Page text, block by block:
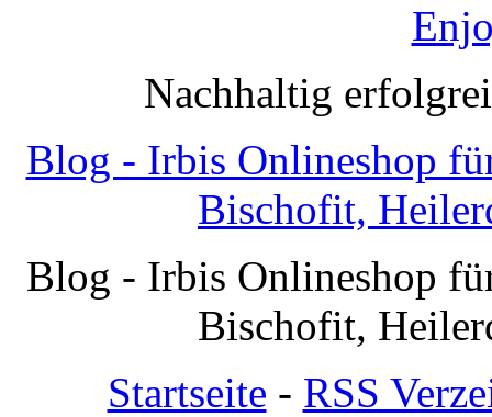
Nachhaltig
Blog - Irbis Onlineshop
Bischofit,
Blog - Irbis Onlineshop
Bischofit,
Startseite - RSS